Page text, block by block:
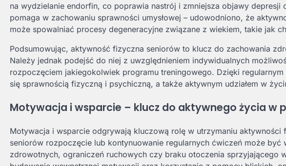
na wydzielanie endorfin, co poprawia nastrój i zmniejsza objawy depresji
pomaga w zachowaniu sprawności umysłowej – udowodniono, że
może spowalniać procesy degeneracyjne związane z wiekiem, takie jak
Podsumowując, aktywność fizyczna seniorów to klucz do zachowania
Należy jednak podejść do niej z uwzględnieniem indywidualnych
rozpoczęciem jakiegokolwiek programu treningowego. Dzięki
się sprawnością fizyczną i psychiczną, a także aktywnym udziałem w
Motywacja i wsparcie – klucz do aktywnego życia w
Motywacja i wsparcie odgrywają kluczową rolę w utrzymaniu
seniorów rozpoczęcie lub kontynuowanie regularnych ćwiczeń może
zdrowotnych, ograniczeń ruchowych czy braku otoczenia sprzyjającego